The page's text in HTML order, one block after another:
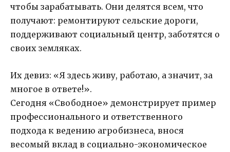
чтобы зарабатывать. Они делятся всем, что
получают: ремонтируют сельские дороги,
поддерживают социальный центр, заботятся о
своих земляках.
Их девиз: «Я здесь живу, работаю, а значит, за
многое в ответе!».
Сегодня «Свободное» демонстрирует пример
профессионального и ответственного
подхода к ведению агробизнеса, внося
весомый вклад в социально-экономическое